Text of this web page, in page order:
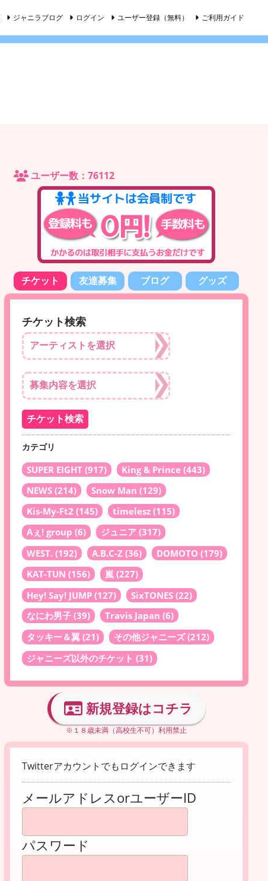
ジャニラブログ ログイン ユーザー登録（無料） ご利用ガイド
ユーザー数：76112
チケット 友達募集 ブログ グッズ
チケット検索
カテゴリ
SUPER EIGHT (917) King & Prince (443)
NEWS (214) Snow Man (129)
Kis-My-Ft2 (145) timelesz (115)
Aぇ! group (6) ジュニア (317)
WEST. (192) A.B.C-Z (36) DOMOTO (179)
KAT-TUN (156) 嵐 (227)
Hey! Say! JUMP (127) SixTONES (22)
なにわ男子 (39) Travis Japan (6)
タッキー＆翼 (21) その他ジャニーズ(212)
ジャニーズ以外のチケット (31)
新規登録はコチラ
※１８歳未満（高校生不可）利用禁止
Twitterアカウントでもログインできます
メールアドレスorユーザーID
パスワード